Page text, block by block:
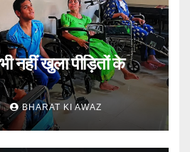
नहीं खुला पीड़ितों के
BHARAT KI AWAZ